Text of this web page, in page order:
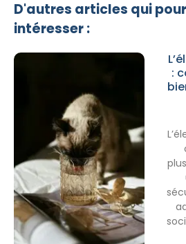
D'autres articles qui
intéresser :
: